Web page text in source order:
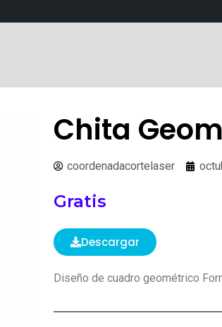
Chita
coordenadacortelaser
Gratis
Descargar
Diseño de cuadro geométrico